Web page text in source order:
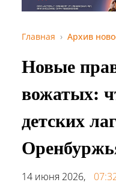
Главная Архив
Новые
вожатых:
детских
14 июня 2026,